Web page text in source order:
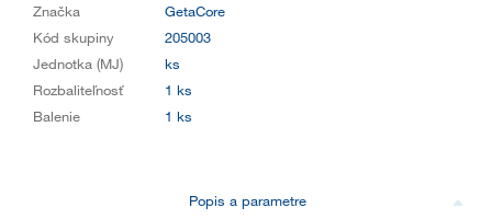
Značka
GetaCore
Kód skupiny
205003
Jednotka (MJ)
ks
Rozbaliteľnosť
1 ks
Balenie
1 ks
Popis a parametre